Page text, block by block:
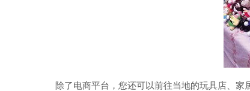
除了电商平台，您还可以前往当地的玩具店、